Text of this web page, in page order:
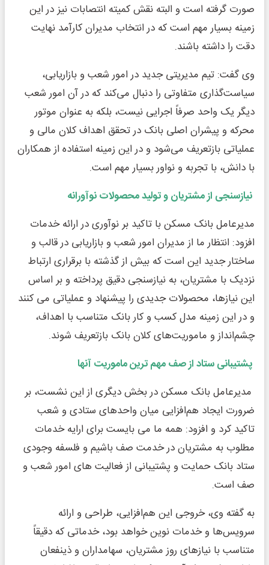
صورت گرفته است و البته نقش کمیته انتصابات نیز در این
زمینه بسیار مهم است که در انتخاب مدیران کارآمد نهایت
دقت را داشته باشند.
وی گفت: تیم مدیریتی جدید در امور شعب و بازاریابی،
سیاست‌گذاری متفاوتی را دنبال می‌کند که در آن امور شعب
دیگر یک واحد صرفاً اجرایی نیست، بلکه به عنوان موتور
محرکه و پیشران اصلی بانک در تحقق اهداف کلان مالی و
عملیاتی بازتعریف می‌شود و در این زمینه استفاده از همکاران
با دانش، با تجربه و نواور بسیار مهم است.
نیازسنجی از مشتریان و تولید محصولات نوآورانه
مدیرعامل بانک مسکن با تاکید بر نوآوری در ارائه خدمات
افزود: انتظار ما از مدیران امور شعب و بازاریابی در قالب و
ساختار جدید این است که بیش از گذشته با برقراری ارتباط
نزدیک با مشتریان، به نیازسنجی دقیق پرداخته و بر اساس
این نیازها، محصولات جدیدی را پیشنهاد و عملیاتی می کنند
و در این زمینه مدل کسب و کار بانک متناسب با اهداف،
چشم‌انداز و ماموریت‌های کلان بانک بازتعریف شوند.
پشتیبانی ستاد از صف مهم ترین ماموریت آنها
مدیرعامل بانک مسکن در بخش دیگری از این نشست، بر
ضرورت ایجاد هم‌افزایی میان واحدهای ستادی و شعب
تاکید کرد و افزود: همه ما می بایست برای ارایه خدمات
مطلوب به مشتریان در خدمت صف باشیم و فلسفه وجودی
ستاد بانک حمایت و پشتیبانی از فعالیت های امور شعب و
صف است.
به گفته وی، خروجی این هم‌افزایی، طراحی و ارائه
سرویس‌ها و خدمات نوین خواهد بود، خدماتی که دقیقاً
متناسب با نیازهای روز مشتریان، سهامداران و ذینفعان